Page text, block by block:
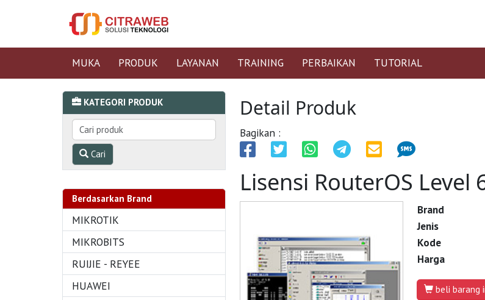
MUKA PRODUK LAYANAN TRAINING PERBAIKAN TUTORIAL
KATEGORI PRODUK
Cari
Berdasarkan Brand
MIKROTIK
MIKROBITS
RUIJIE - REYEE
HUAWEI
Detail Produk
Bagikan :
Lisensi RouterOS Level
Brand
Jenis
Kode
Harga
beli barang